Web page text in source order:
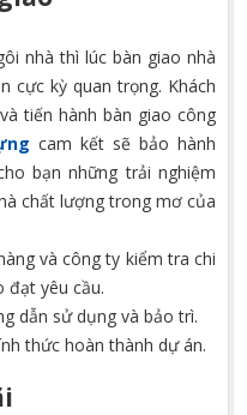
nhà thì lúc bàn giao nhà
cực kỳ quan trọng. Khách
tiến hành bàn giao công
cam kết sẽ bảo hành
bạn những trải nghiệm
chất lượng trong mơ của
và công ty kiểm tra chi
đạt yêu cầu.
dẫn sử dụng và bảo trì.
thức hoàn thành dự án.